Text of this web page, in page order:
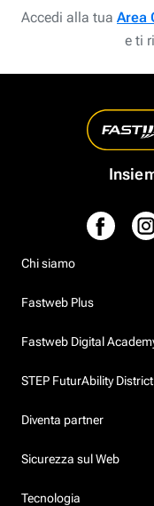
Accedi alla tua Area
e ti
Chi siamo
Fastweb Plus
Fastweb Digital
STEP FuturAbility District
Diventa partner
Sicurezza sul Web
Tecnologia